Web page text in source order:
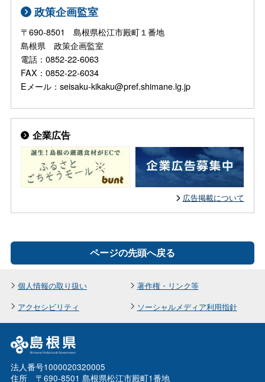
政策企画監室
〒690-8501 島根県松江市殿町１番地
島根県 政策企画監室
電話：0852-22-6063
FAX：0852-22-6034
Eメール：seisaku-kikaku@pref.shimane.lg.jp
企業広告
広告掲載について
ページの先頭へ戻る
個人情報の取り扱い
著作権・リンク等
アクセシビリティ
ソーシャルメディア利用指針
法人番号1000020320005
住所 〒690-8501 島根県松江市殿町1番地